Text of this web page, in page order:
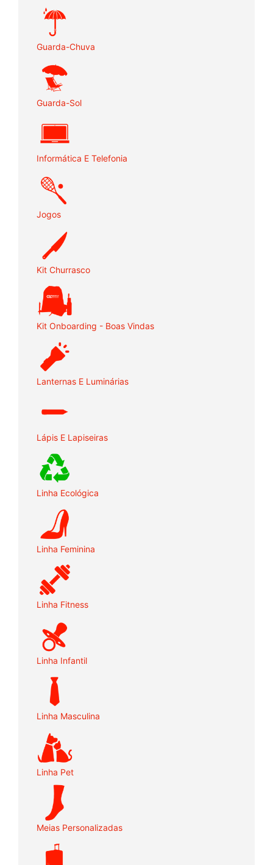
Guarda-Chuva
Guarda-Sol
Informática E Telefonia
Jogos
Kit Churrasco
Kit Onboarding - Boas Vindas
Lanternas E Luminárias
Lápis E Lapiseiras
Linha Ecológica
Linha Feminina
Linha Fitness
Linha Infantil
Linha Masculina
Linha Pet
Meias Personalizadas